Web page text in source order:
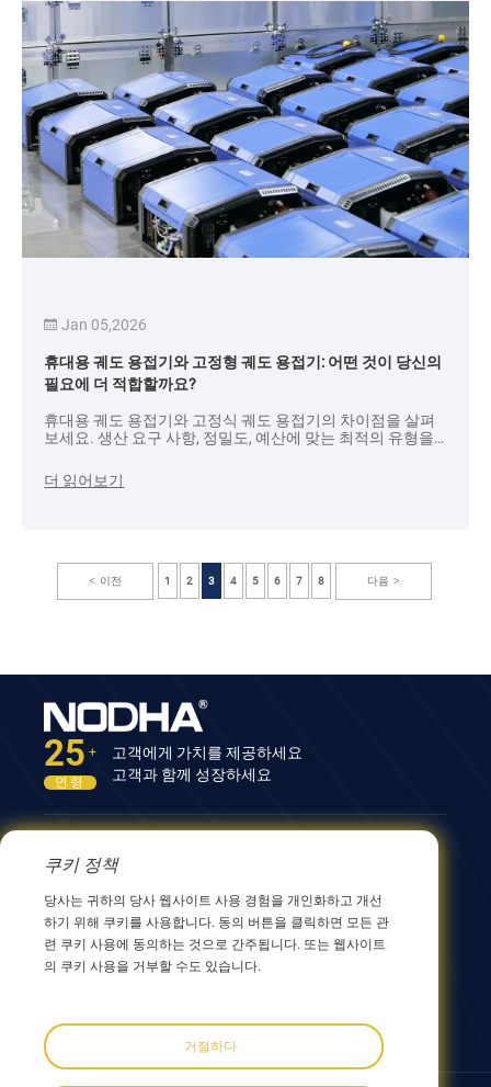
Jan 05,2026
휴대용 궤도 용접기와 고정형 궤도 용접기: 어떤 것이 당신의
필요에 더 적합할까요?
휴대용 궤도 용접기와 고정식 궤도 용접기의 차이점을 살펴
보세요. 생산 요구 사항, 정밀도, 예산에 맞는 최적의 유형을
더 읽어보기
이전 1 2 3 4 5 6 7 8 다음
25 +
연령
고객에게 가치를 제공하세요
고객과 함께 성장하세요
문의하기
12nd Building, No.9 Xingyang Road, Wuxi 214082,
JiangSu, China
0086 510 8580 8562
0086 152 5144 1199
쿠키 정책
당사는 귀하의 당사 웹사이트 사용 경험을 개인화하고 개선
하기 위해 쿠키를 사용합니다. 동의 버튼을 클릭하면 모든 관
련 쿠키 사용에 동의하는 것으로 간주됩니다. 또는 웹사이트
의 쿠키 사용을 거부할 수도 있습니다.
거절하다